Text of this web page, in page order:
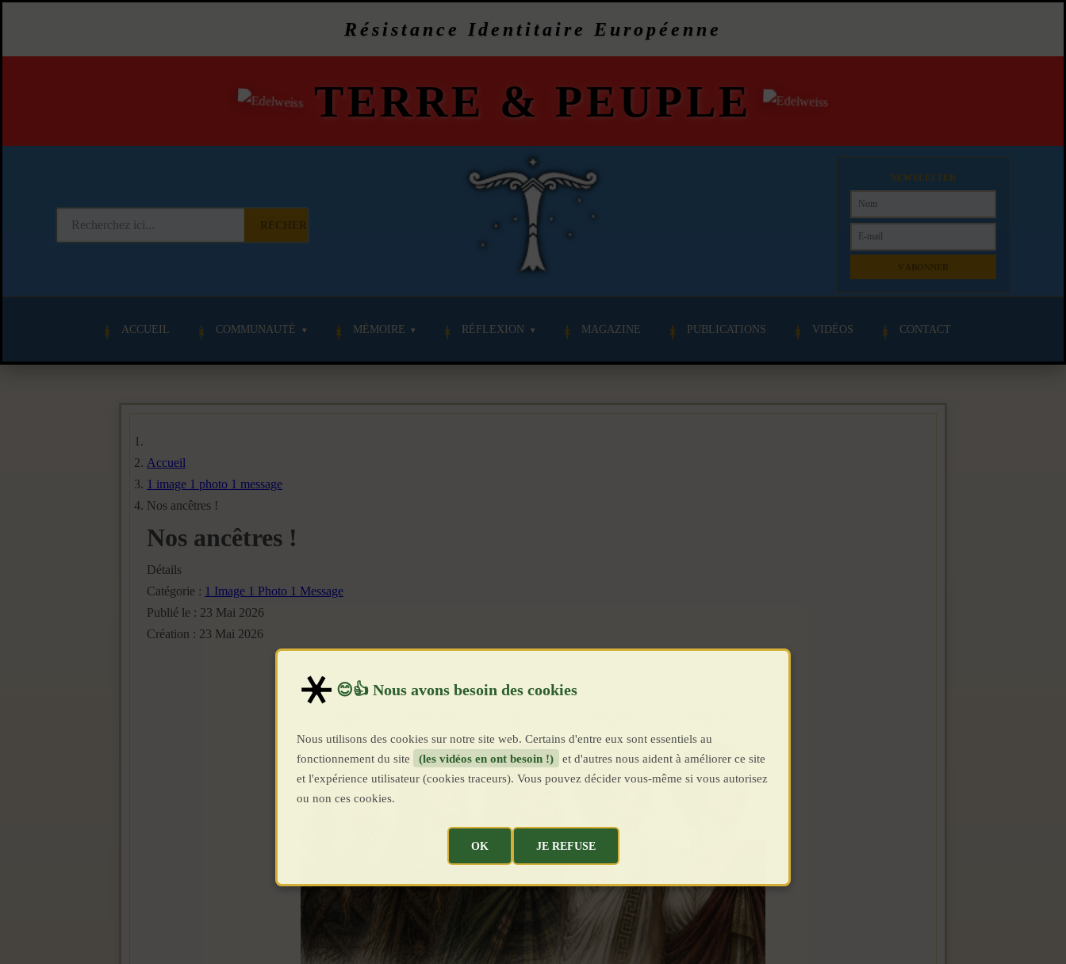
Résistance Identitaire Européenne
TERRE & PEUPLE
NEWSLETTER
ACCUEIL COMMUNAUTÉ MÉMOIRE RÉFLEXION MAGAZINE PUBLICATIONS VIDÉOS CONTACT
Accueil
1 image 1 photo 1 message
Nos ancêtres !
Nos ancêtres !
Détails
Catégorie : 1 Image 1 Photo 1 Message
Publié le : 23 Mai 2026
Création : 23 Mai 2026
Nous utilisons des cookies sur notre site web. Certains d'entre eux sont essentiels au
fonctionnement du site
(les vidéos en ont besoin !)
et d'autres nous aident à améliorer ce site
et l'expérience utilisateur (cookies traceurs). Vous pouvez décider vous-même si vous autorisez
ou non ces cookies.
OK JE REFUSE